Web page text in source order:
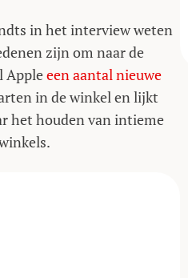
in het interview weten
zijn om naar de
Appleeen aantal nieuwe
in de winkel en lijkt
het houden van intieme